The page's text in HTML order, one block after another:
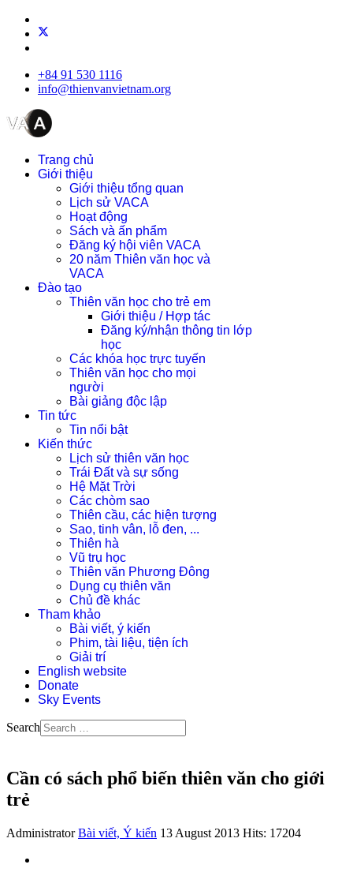
+84 91 530 1116
info@thienvanvietnam.org
Trang chủ
Giới thiệu
Giới thiệu tổng quan
Lịch sử VACA
Hoạt động
Sách và ấn phẩm
Đăng ký hội viên VACA
20 năm Thiên văn học và
VACA
Đào tạo
Thiên văn học cho trẻ em
Giới thiệu / Hợp tác
Đăng ký/nhận thông tin lớp
học
Các khóa học trực tuyến
Thiên văn học cho mọi
người
Bài giảng độc lập
Tin tức
Tin nổi bật
Kiến thức
Lịch sử thiên văn học
Trái Đất và sự sống
Hệ Mặt Trời
Các chòm sao
Thiên cầu, các hiện tượng
Sao, tinh vân, lỗ đen, ...
Thiên hà
Vũ trụ học
Thiên văn Phương Đông
Dụng cụ thiên văn
Chủ đề khác
Tham khảo
Bài viết, ý kiến
Phim, tài liệu, tiện ích
Giải trí
English website
Donate
Sky Events
Search
Cần có sách phổ biến thiên văn cho giới
trẻ
Administrator Bài viết, Ý kiến 13 August 2013 Hits: 17204